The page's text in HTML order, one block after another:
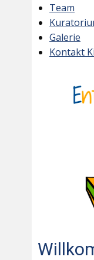
Team
Galerie
Kontakt